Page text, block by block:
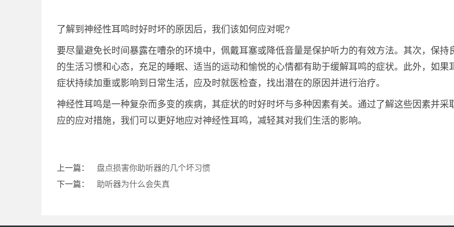
了解到神经性耳鸣时好时坏的原因后，我们该如何应对呢?
要尽量避免长时间暴露在嘈杂的环境中，佩戴耳塞或降低音量是保护听力的有效方法。其次，保持
的生活习惯和心态，充足的睡眠、适当的运动和愉悦的心情都有助于缓解耳鸣的症状。此外，如果
症状持续加重或影响到日常生活，应及时就医检查，找出潜在的原因并进行治疗。
神经性耳鸣是一种复杂而多变的疾病，其症状的时好时坏与多种因素有关。通过了解这些因素并采
应的应对措施，我们可以更好地应对神经性耳鸣，减轻其对我们生活的影响。
上一篇：
盘点损害你助听器的几个坏习惯
下一篇：
助听器为什么会失真